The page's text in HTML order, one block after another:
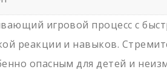
игровой процесс с
реакции и навыков.
опасным для детей и